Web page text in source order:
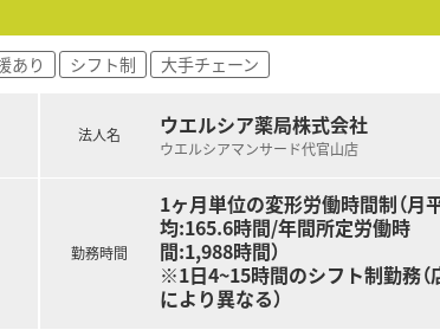
あり シフト制 大手チェーン
法人名 ウエルシア薬局株式会社
ウエルシアマンサード代官山店
勤務時間
1ヶ月単位の変形労働時間制（月
均:165.6時間/年間所定労働時
間:1,988時間）
※1日4~15時間のシフト制勤務（
により異なる）